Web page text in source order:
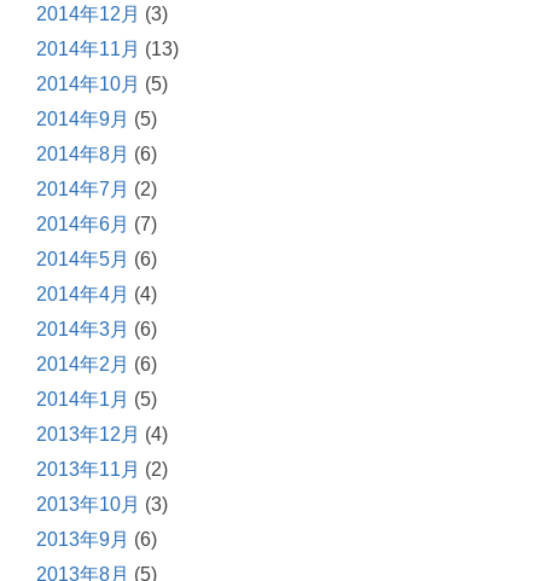
2014年12月 (3)
2014年11月 (13)
2014年10月 (5)
2014年9月 (5)
2014年8月 (6)
2014年7月 (2)
2014年6月 (7)
2014年5月 (6)
2014年4月 (4)
2014年3月 (6)
2014年2月 (6)
2014年1月 (5)
2013年12月 (4)
2013年11月 (2)
2013年10月 (3)
2013年9月 (6)
2013年8月 (5)